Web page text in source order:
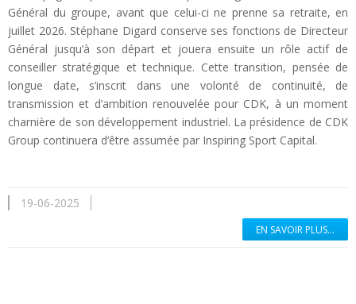
Général du groupe, avant que celui-ci ne prenne sa retraite, en
juillet 2026. Stéphane Digard conserve ses fonctions de Directeur
Général jusqu’à son départ et jouera ensuite un rôle actif de
conseiller stratégique et technique. Cette transition, pensée de
longue date, s’inscrit dans une volonté de continuité, de
transmission et d’ambition renouvelée pour CDK, à un moment
charnière de son développement industriel. La présidence de CDK
Group continuera d’être assumée par Inspiring Sport Capital.
19-06-2025
EN SAVOIR PLUS...